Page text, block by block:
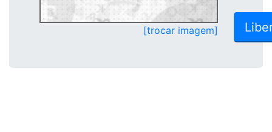
[trocar imagem]